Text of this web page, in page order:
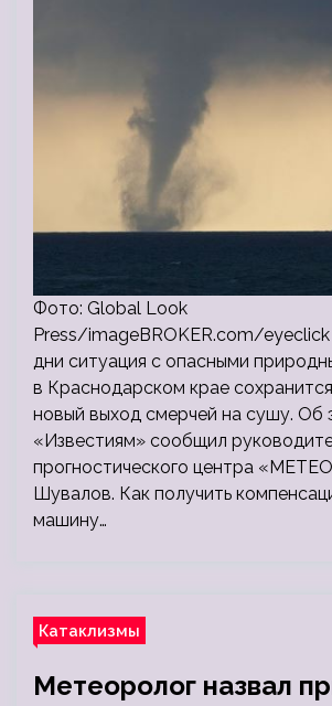
Фото: Global Look
Press/imageBROKER.com/
дни ситуация с опасными
в Краснодарском крае
новый выход смерчей на сушу. Об
«Известиям» сообщил
прогностического центра
Шувалов. Как получить
машину…
Катаклизмы
Метеоролог назвал